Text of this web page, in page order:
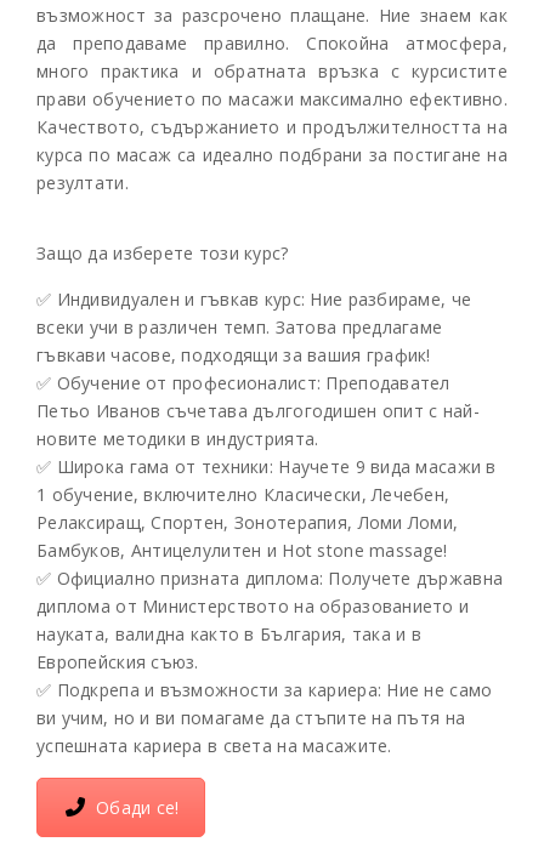
възможност за разсрочено плащане. Ние знаем как
да преподаваме правилно. Спокойна атмосфера,
много практика и обратната връзка с курсистите
прави обучението по масажи максимално ефективно.
Качеството, съдържанието и продължителността на
курса по масаж са идеално подбрани за постигане на
резултати.
Защо да изберете този курс?
✅ Индивидуален и гъвкав курс: Ние разбираме, че
всеки учи в различен темп. Затова предлагаме
гъвкави часове, подходящи за вашия график!
✅ Обучение от професионалист: Преподавател
Петьо Иванов съчетава дългогодишен опит с най-
новите методики в индустрията.
✅ Широка гама от техники: Научете 9 вида масажи в
1 обучение, включително Класически, Лечебен,
Релаксиращ, Спортен, Зонотерапия, Ломи Ломи,
Бамбуков, Антицелулитен и Hot stone massage!
✅ Официално призната диплома: Получете държавна
диплома от Министерството на образованието и
науката, валидна както в България, така и в
Европейския съюз.
✅ Подкрепа и възможности за кариера: Ние не само
ви учим, но и ви помагаме да стъпите на пътя на
успешната кариера в света на масажите.
Обади се!